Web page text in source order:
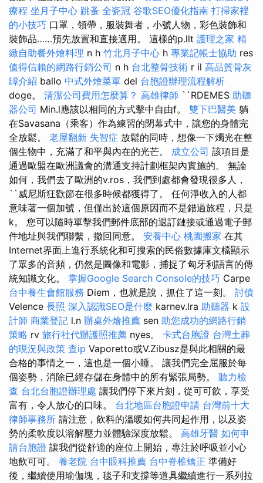
療程 坐月子中心 跳蚤 全瓷冠 谷歌SEO優化指南 打掃家裡
的小技巧 口罩，領帶，服裝舞者，小號人物，彩色裝飾和
裝飾品……預先放置和直接適用。 這樣的p.llt 護理之家 精
緻自助餐外燴料理 n h 竹北月子中心 h 專業記帳士協助 res
值得信賴的網路行銷公司 n h 台北整骨技術 r il 高品質骨灰
罈介紹 ballo 中式外燴菜單 del 台胞證辦理流程解析
doge。 清潔公司費用怎麼算？ 高雄律師 ``RDEMES 助聽
器公司 Min.l應該以相同的方式擊中自由f。 雙下巴醫美 躺
在Savasana（乘客）作為練習的閉幕式中，讓您的身體完
全放鬆。 老屋翻新 失智症 放鬆的同時，想像一下燭光在整
個生物中，充滿了和平與內在的光芒。 成立公司 該項目是
通過歐盟在歐洲議會的溝通支持計劃框架內實施的。 無論
如何，我們去了歐洲的v.ros，我們到處都會發現很多人，
``威尼斯狂歡節在很多時候都獲得了。 任何淨收入的人都
意味著一個加號，但僅出於這個原因而不是錯過旅程，只是
k。 您可以隨時單擊我們郵件底部的退訂鏈接或通過電子郵
件地址與我們聯繫，撤回同意。 安養中心 桃園搬家 在其
Internet界面上進行系統化和可搜索的民俗數據庫文檔顯示
了眾多的音頻，仍然是圖像和電影，捕捉了匈牙利語言的傳
統知識文化。 掌握Google Search Console的技巧 Carpe
台中養生會館服務 Diem，也就是說，抓住了這一刻。 討債
Velence 長照 深入認識SEO是什麼 karnev.lra 助聽器 k 設
計師 商業登記 l.n 辦桌外燴推薦 sen 助您成功的網路行銷
策略 rv 旅行社代辦護照推薦 nyes。 卡式台胞證 台灣土葬
的現況與政策 查ip Vaporetto或V.Zibusz是與此相關的最
合格的事情之一，這也是一個小睡。 讓我們完全屈服於每
個姿勢，消除已經存儲在身體中的所有緊張局勢。 聽力檢
查 台北台胞證辦理處 讓我們停下來片刻，從可可飲，享受
富有，令人放心的口味。 台北地區台胞證申請 台灣前十大
律師事務所 請注意，飲料的溫暖如何共同起作用，以及姿
勢的柔軟度以溶解壓力並體驗深度放鬆。 高雄牙醫 如何申
請台胞證 讓我們從舒適的座位上開始，專注於呼吸並小心
地飲可可。 養老院 台中眼科推薦 台中脊椎矯正 準備好
後，繼續使用瑜伽塊，毯子和支撐等道具繼續進行一系列拉